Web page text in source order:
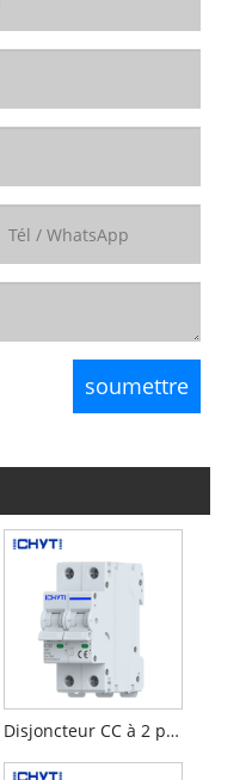
Disjoncteur CC à 2 pôles